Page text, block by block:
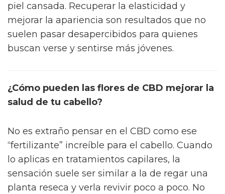
piel cansada. Recuperar la elasticidad y
mejorar la apariencia son resultados que no
suelen pasar desapercibidos para quienes
buscan verse y sentirse más jóvenes.
¿Cómo pueden las flores de CBD mejorar la
salud de tu cabello?
No es extraño pensar en el CBD como ese
“fertilizante” increíble para el cabello. Cuando
lo aplicas en tratamientos capilares, la
sensación suele ser similar a la de regar una
planta reseca y verla revivir poco a poco. No